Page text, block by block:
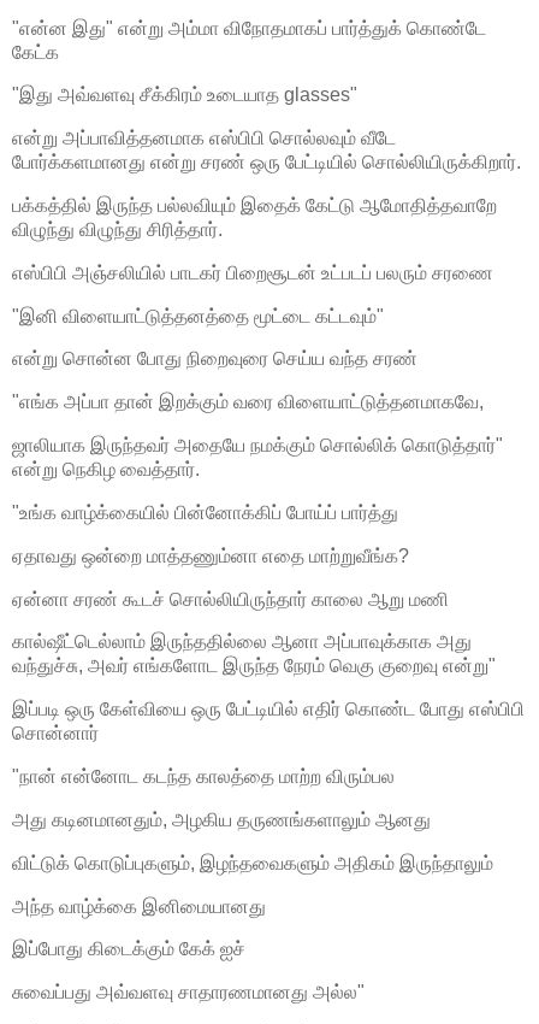
"என்ன இது" என்று அம்மா விநோதமாகப் பார்த்துக் கொண்டே
கேட்க
"இது அவ்வளவு சீக்கிரம் உடையாத glasses"
என்று அப்பாவித்தனமாக எஸ்பிபி சொல்லவும் வீடே
போர்க்களமானது என்று சரண் ஒரு பேட்டியில் சொல்லியிருக்கிறார்.
பக்கத்தில் இருந்த பல்லவியும் இதைக் கேட்டு ஆமோதித்தவாறே
விழுந்து விழுந்து சிரித்தார்.
எஸ்பிபி அஞ்சலியில் பாடகர் பிறைசூடன் உட்படப் பலரும் சரணை
"இனி விளையாட்டுத்தனத்தை மூட்டை கட்டவும்"
என்று சொன்ன போது நிறைவுரை செய்ய வந்த சரண்
"எங்க அப்பா தான் இறக்கும் வரை விளையாட்டுத்தனமாகவே,
ஜாலியாக இருந்தவர் அதையே நமக்கும் சொல்லிக் கொடுத்தார்"
என்று நெகிழ வைத்தார்.
"உங்க வாழ்க்கையில் பின்னோக்கிப் போய்ப் பார்த்து
ஏதாவது ஒன்றை மாத்தணும்னா எதை மாற்றுவீங்க?
ஏன்னா சரண் கூடச் சொல்லியிருந்தார் காலை ஆறு மணி
கால்ஷீட்டெல்லாம் இருந்ததில்லை ஆனா அப்பாவுக்காக அது
வந்துச்சு, அவர் எங்களோட இருந்த நேரம் வெகு குறைவு என்று"
இப்படி ஒரு கேள்வியை ஒரு பேட்டியில் எதிர் கொண்ட போது எஸ்பிபி
சொன்னார்
"நான் என்னோட கடந்த காலத்தை மாற்ற விரும்பல
அது கடினமானதும், அழகிய தருணங்களாலும் ஆனது
விட்டுக் கொடுப்புகளும், இழந்தவைகளும் அதிகம் இருந்தாலும்
அந்த வாழ்க்கை இனிமையானது
இப்போது கிடைக்கும் கேக் ஐச்
சுவைப்பது அவ்வளவு சாதாரணமானது அல்ல"